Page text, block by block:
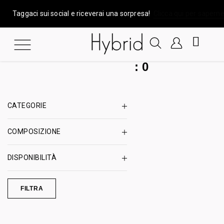
Taggaci sui social e riceverai una sorpresa!
: 0
CATEGORIE
COMPOSIZIONE
DISPONIBILITÀ
FILTRA